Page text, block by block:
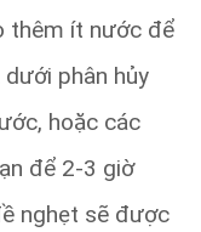
thêm ít nước để
phân hủy
hoặc các
để 2-3 giờ
nghẹt sẽ được